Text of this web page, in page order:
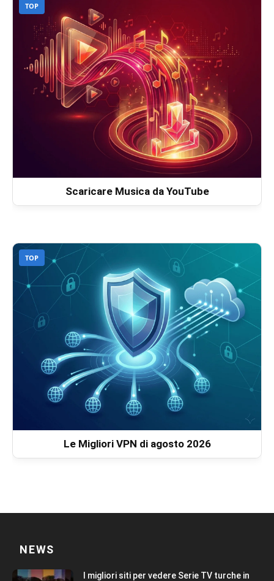
TOP
Scaricare Musica da YouTube
TOP
Le Migliori VPN di agosto 2026
NEWS
I migliori siti per vedere Serie TV turche in